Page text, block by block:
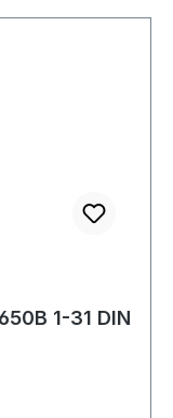
1-31 DIN